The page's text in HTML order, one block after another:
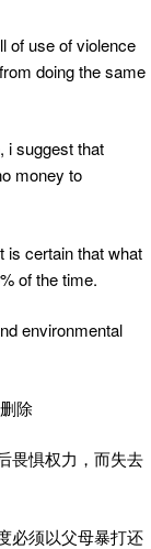
of use of violence
doing the same
i suggest that
money to
is certain that what
of the time.
environmental
除
畏惧权力，而失去
必须以父母暴打还